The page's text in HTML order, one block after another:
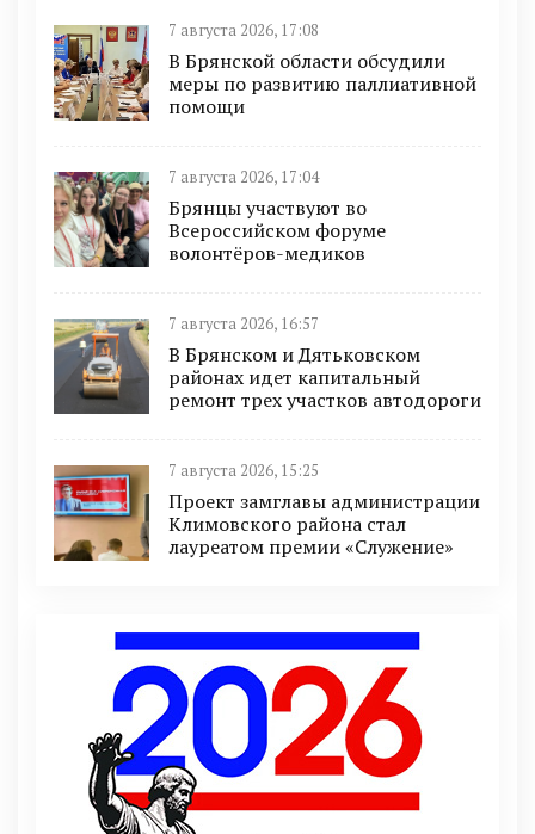
7 августа 2026, 17:08
В Брянской области обсудили
меры по развитию паллиативной
помощи
7 августа 2026, 17:04
Брянцы участвуют во
Всероссийском форуме
волонтёров-медиков
7 августа 2026, 16:57
В Брянском и Дятьковском
районах идет капитальный
ремонт трех участков автодороги
7 августа 2026, 15:25
Проект замглавы администрации
Климовского района стал
лауреатом премии «Служение»